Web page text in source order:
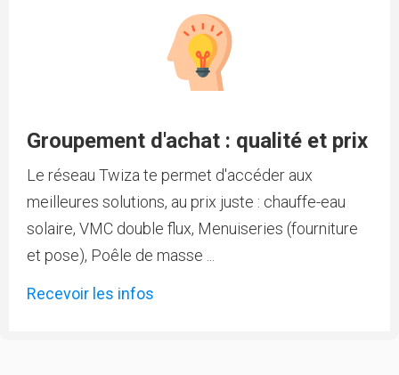
Groupement d'achat : qualité et prix
Le réseau Twiza te permet d'accéder aux
meilleures solutions, au prix juste : chauffe-eau
solaire, VMC double flux, Menuiseries (fourniture
et pose), Poêle de masse ...
Recevoir les infos